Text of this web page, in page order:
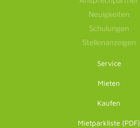
Neuigkeiten
Schulungen
Stellenanzeigen
Service
Mieten
Kaufen
Mietparkliste (PDF)